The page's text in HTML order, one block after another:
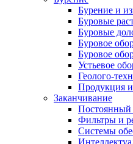
Бурение и
Буровые
Буровые
Буровое
Буровое
Устьевое
Геолого-
Продукция
Заканчивание
Постоянный
Фильтры и
Cистемы